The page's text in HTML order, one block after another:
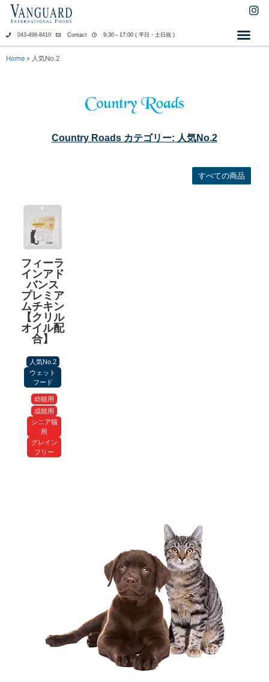
ス
キ
I
043-498-8410 Contact 9:30～17:00 ( 平日・土日祝 )
Home » 人気No.2
Country Roads カテゴリー: 人気No.2
すべての商品
フィーラ
インアド
バンス
プレミア
ムチキン
【クリル
オイル配
合】
人気No.2
ウェット
フード
幼猫用
成猫用
シニア猫
用
グレイン
フリー